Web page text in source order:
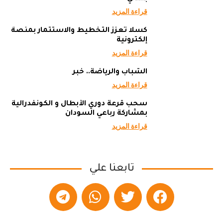
قراءة المزيد
كسلا تعزز التخطيط والاستثمار بمنصة
إلكترونية
قراءة المزيد
الشباب والرياضة.. خبر
قراءة المزيد
سحب قرعة دوري الأبطال و الكونفدرالية
بمشاركة رباعي السودان
قراءة المزيد
تابعنا علي